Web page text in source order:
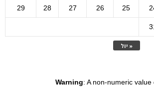
« יול
25
26
27
28
29
Warning: A non-numeric